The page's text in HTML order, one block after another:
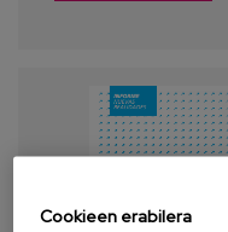
Cookieen erabilera